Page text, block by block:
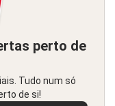
perto de
Tudo num só
de si!